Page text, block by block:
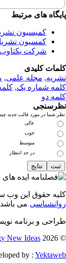
های مرتبط
کمیسیون
کمسیون
شرکت یکتاوب
کلیدی
,مجله علمی,
شماره یک,کلمه
دو
شما در مورد قالب جدید
عالی
خوب
متوسط
در حد انتظار
حقوق این وب
می باشد.
و برنامه
©
New Ideas
by :